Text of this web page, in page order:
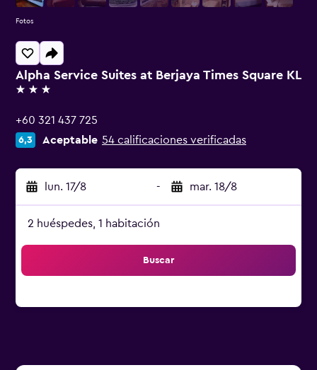
Alpha Service Suites at Berjaya Times Square KL
3 estrellas
+60 321 437 725
6,3 Aceptable 54 calificaciones verificadas
lun. 17/8 - mar. 18/8
2 huéspedes, 1 habitación
Buscar
Fotos